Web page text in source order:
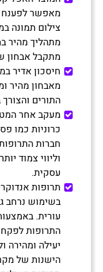
מאפשר לפענח
צילום תמונה
מתהליך מהיר
מתקבל אבחון של
חיסכון אדיר
מאבחון מהיר
התורים והצורך
מעקב אחר
כרוניות כמו
חברות
וליווי צמוד
עסקית.
תרופות
בשימוש נרחב
התרופות לפקח
יעילה ומהירה
הישנות של